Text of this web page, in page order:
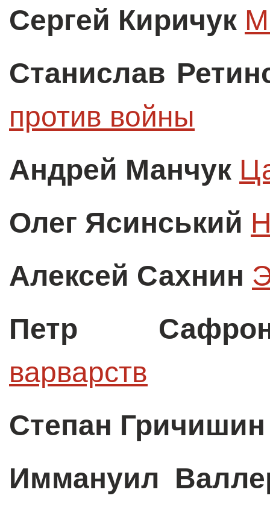
Сергей Киричук
Станислав
против войны
Андрей Манчук
Олег Ясинський
Алексей Сахнин
Петр
варварств
Степан Гричишин
Иммануил